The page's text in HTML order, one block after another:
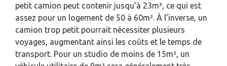
petit camion peut contenir jusqu’à 23m³, ce qui est
assez pour un logement de 50 à 60m². À l’inverse, un
camion trop petit pourrait nécessiter plusieurs
voyages, augmentant ainsi les coûts et le temps de
transport. Pour un studio de moins de 15m², un